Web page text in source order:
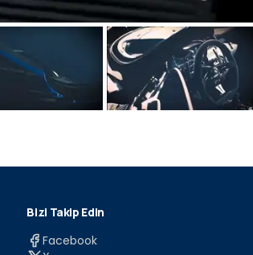
Bizi Takip Edin
Facebook